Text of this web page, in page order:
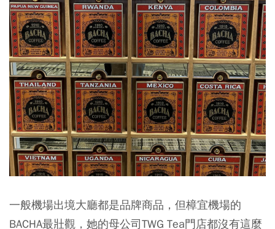
一般機場出境大廳都是品牌商品，但樟宜機場的
BACHA最壯觀，她的母公司TWG Tea門店都沒有這麼